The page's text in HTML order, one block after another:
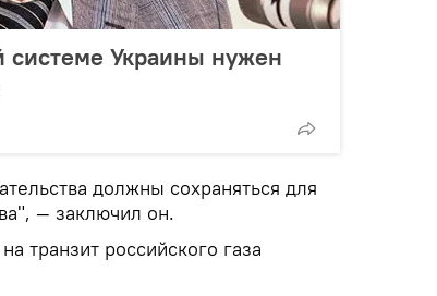
системе Украины нужен
должны сохраняться для
— заключил он.
транзит российского газа